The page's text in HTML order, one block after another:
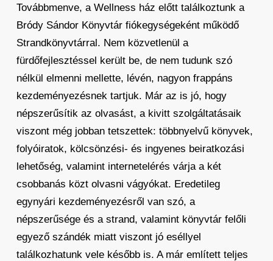
Továbbmenve, a Wellness ház előtt találkoztunk a
Bródy Sándor Könyvtár fiókegységeként működő
Strandkönyvtárral. Nem közvetlenül a
fürdőfejlesztéssel került be, de nem tudunk szó
nélkül elmenni mellette, lévén, nagyon frappáns
kezdeményezésnek tartjuk. Már az is jó, hogy
népszerűsítik az olvasást, a kivitt szolgáltatásaik
viszont még jobban tetszettek: többnyelvű könyvek,
folyóiratok, kölcsönzési- és ingyenes beiratkozási
lehetőség, valamint internetelérés várja a két
csobbanás közt olvasni vágyókat. Eredetileg
egynyári kezdeményezésről van szó, a
népszerűsége és a strand, valamint könyvtár felőli
egyező szándék miatt viszont jó eséllyel
találkozhatunk vele később is. A már említett teljes